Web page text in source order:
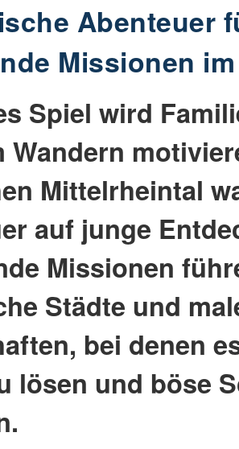
Abenteuer
Missionen
Spiel wird
Wandern
Mittelrheintal
auf junge
Missionen
Städte und
bei denen
lösen und böse